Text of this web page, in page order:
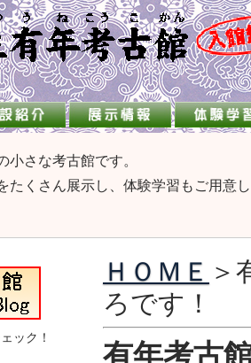
小さな考古館です。
くさん展示し、体験学習もご用意
ＨＯＭＥ ＞
ろです！
有年考古
ック！